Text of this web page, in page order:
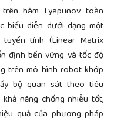
hàm Lyapunov toàn
biểu diễn dưới dạng một
tính (Linear Matrix
định bền vững và tốc độ
trên mô hình robot khớp
bộ quan sát theo tiêu
năng chống nhiễu tốt,
quả của phương pháp